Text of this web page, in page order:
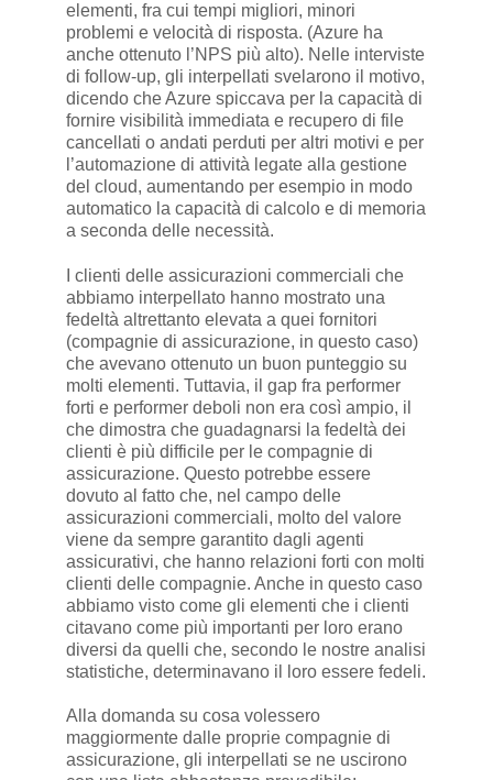
elementi, fra cui tempi migliori, minori
problemi e velocità di risposta. (Azure ha
anche ottenuto l’NPS più alto). Nelle interviste
di follow-up, gli interpellati svelarono il motivo,
dicendo che Azure spiccava per la capacità di
fornire visibilità immediata e recupero di file
cancellati o andati perduti per altri motivi e per
l’automazione di attività legate alla gestione
del cloud, aumentando per esempio in modo
automatico la capacità di calcolo e di memoria
a seconda delle necessità.
I clienti delle assicurazioni commerciali che
abbiamo interpellato hanno mostrato una
fedeltà altrettanto elevata a quei fornitori
(compagnie di assicurazione, in questo caso)
che avevano ottenuto un buon punteggio su
molti elementi. Tuttavia, il gap fra performer
forti e performer deboli non era così ampio, il
che dimostra che guadagnarsi la fedeltà dei
clienti è più difficile per le compagnie di
assicurazione. Questo potrebbe essere
dovuto al fatto che, nel campo delle
assicurazioni commerciali, molto del valore
viene da sempre garantito dagli agenti
assicurativi, che hanno relazioni forti con molti
clienti delle compagnie. Anche in questo caso
abbiamo visto come gli elementi che i clienti
citavano come più importanti per loro erano
diversi da quelli che, secondo le nostre analisi
statistiche, determinavano il loro essere fedeli.
Alla domanda su cosa volessero
maggiormente dalle proprie compagnie di
assicurazione, gli interpellati se ne uscirono